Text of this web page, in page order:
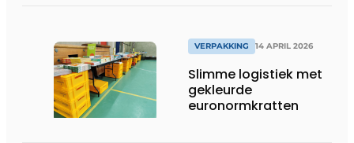
VERPAKKING 14 APRIL 2026
Slimme logistiek met
gekleurde
euronormkratten